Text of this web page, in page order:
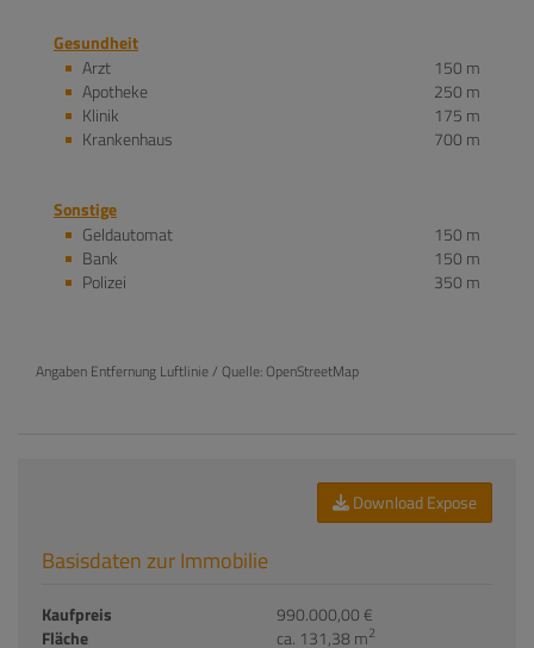
Gesundheit
Arzt
150 m
Apotheke
250 m
Klinik
175 m
Krankenhaus
700 m
Sonstige
Geldautomat
150 m
Bank
150 m
Polizei
350 m
Angaben Entfernung Luftlinie / Quelle: OpenStreetMap
Download Expose
Basisdaten zur Immobilie
Kaufpreis
990.000,00 €
Fläche
ca. 131,38 m2